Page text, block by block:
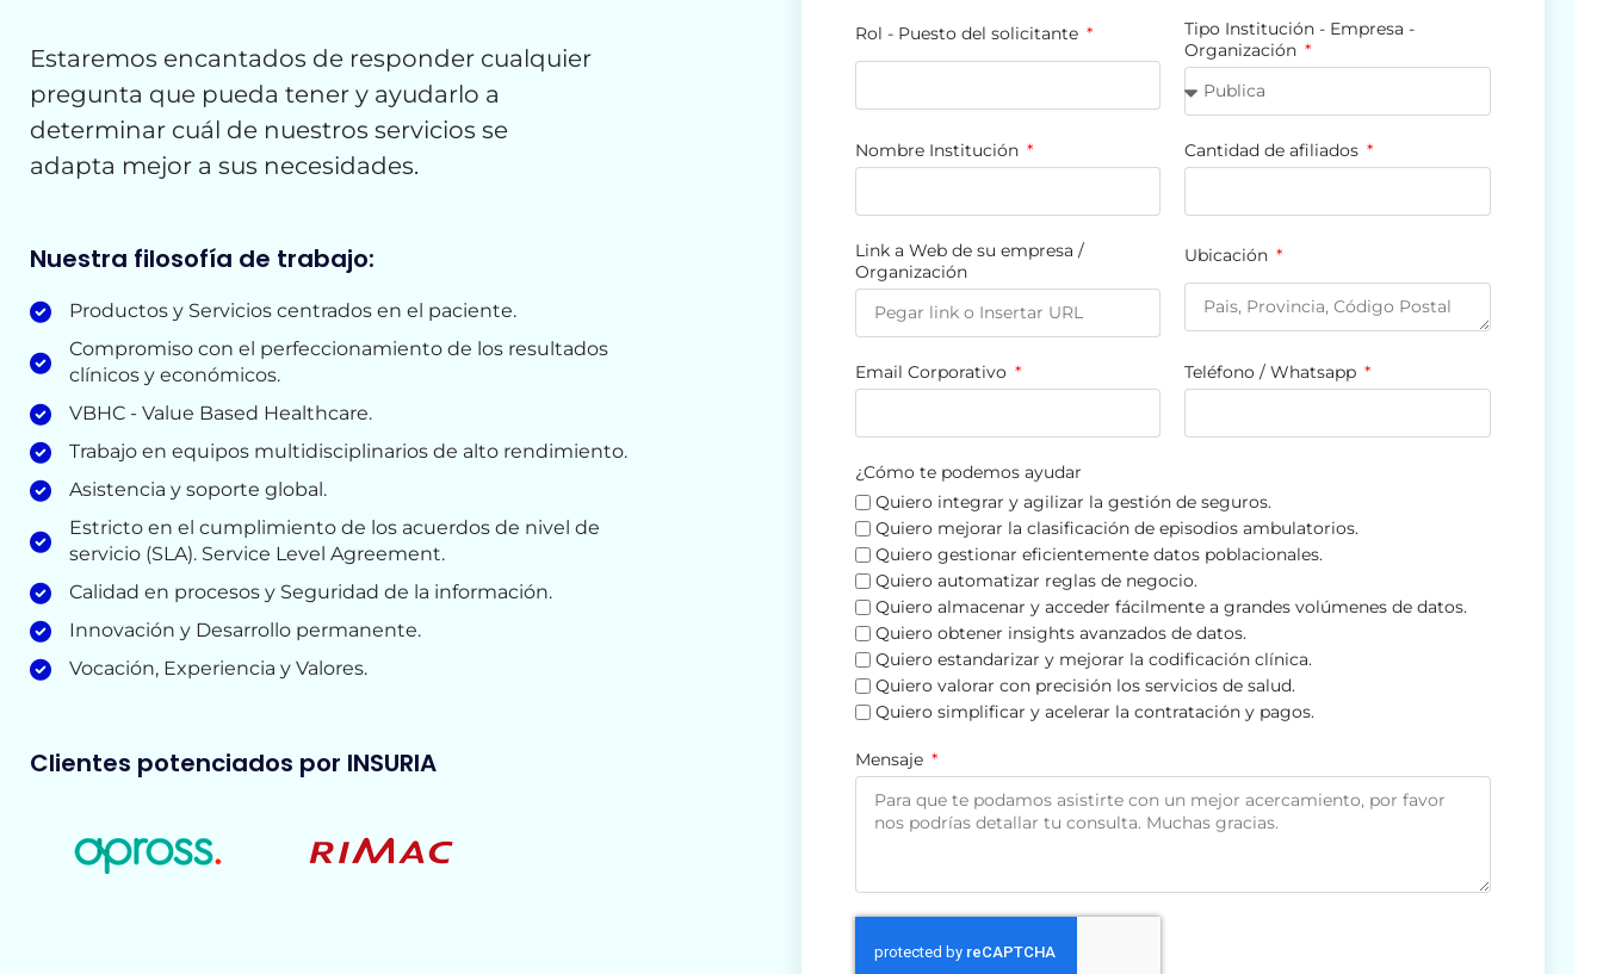
Estaremos encantados de responder cualquier
pregunta que pueda tener y ayudarlo a
determinar cuál de nuestros servicios se
adapta mejor a sus necesidades.
Nuestra filosofía de trabajo:
Productos y Servicios centrados en el paciente.
Compromiso con el perfeccionamiento de los resultados
clínicos y económicos.
VBHC - Value Based Healthcare.
Trabajo en equipos multidisciplinarios de alto rendimiento.
Asistencia y soporte global.
Estricto en el cumplimiento de los acuerdos de nivel de
servicio (SLA). Service Level Agreement.
Calidad en procesos y Seguridad de la información.
Innovación y Desarrollo permanente.
Vocación, Experiencia y Valores.
Clientes potenciados por INSURIA
Rol - Puesto del solicitante
Tipo Institución - Empresa -
Organización
Nombre Institución Cantidad de afiliados
Link a Web de su empresa /
Organización
Ubicación
Email Corporativo Teléfono / Whatsapp
¿Cómo te podemos ayudar
Quiero integrar y agilizar la gestión de seguros.
Quiero mejorar la clasificación de episodios ambulatorios.
Quiero gestionar eficientemente datos poblacionales.
Quiero automatizar reglas de negocio.
Quiero almacenar y acceder fácilmente a grandes volúmenes de datos.
Quiero obtener insights avanzados de datos.
Quiero estandarizar y mejorar la codificación clínica.
Quiero valorar con precisión los servicios de salud.
Quiero simplificar y acelerar la contratación y pagos.
Mensaje